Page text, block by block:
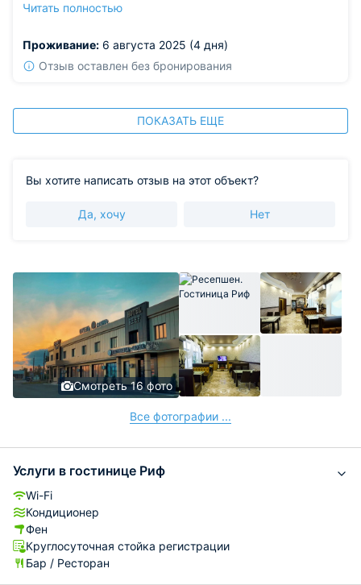
Сплит-система в отличном состоянии работала хорошо,
и обслуживание в этом отеле.
Читать полностью
Проживание: 6 августа 2025 (4 дня)
Отзыв оставлен без бронирования
ПОКАЗАТЬ ЕЩЕ
Вы хотите написать отзыв на этот объект?
Да, хочу Нет
Смотреть 16 фото
Все фотографии ...
Услуги в гостинице Риф
Wi-Fi
Кондиционер
Фен
Круглосуточная стойка регистрации
Бар / Ресторан